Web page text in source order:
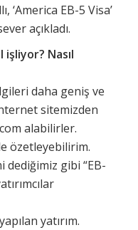
‘America EB-5 Visa’
açıkladı.
işliyor? Nasıl
daha geniş ve
sitemizden
alabilirler.
özetleyebilirim.
dediğimiz gibi “EB-
yatırım.